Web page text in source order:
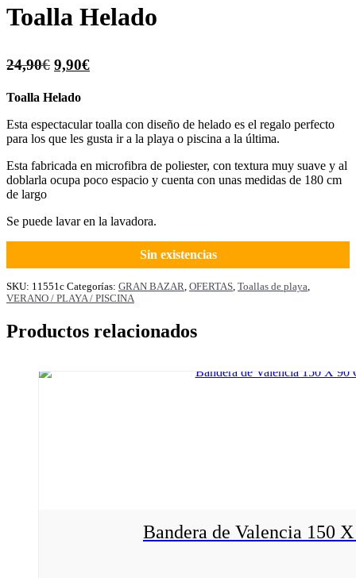
Toalla Helado
24,90€ El
precio
original
era:
24,90€.
9,90€El
actual
es:
9,90€.
Toalla Helado
Esta espectacular toalla con diseño de helado es el regalo perfecto
para los que les gusta ir a la playa o piscina a la última.
Esta fabricada en microfibra de poliester, con textura muy suave y al
doblarla ocupa poco espacio y cuenta con unas medidas de 180 cm
de largo
Se puede lavar en la lavadora.
Sin existencias
SKU: 11551c Categorías: GRAN BAZAR, OFERTAS, Toallas de playa,
VERANO / PLAYA / PISCINA
Productos relacionados
Bandera de Valencia 150